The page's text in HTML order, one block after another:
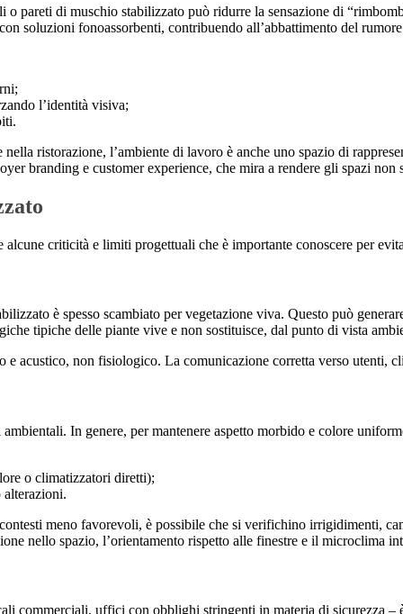
pareti di muschio stabilizzato può ridurre la sensazione di
soluzioni fonoassorbenti, contribuendo all’abbattimento del
l’identità visiva;
ristorazione, l’ambiente di lavoro è anche uno spazio di
branding e customer experience, che mira a rendere gli spazi
criticità e limiti progettuali che è importante conoscere per
è spesso scambiato per vegetazione viva. Questo può
tipiche delle piante vive e non sostituisce, dal punto di vista
e acustico, non fisiologico. La comunicazione corretta verso utenti,
In genere, per mantenere aspetto morbido e colore
o climatizzatori diretti);
alterazioni.
meno favorevoli, è possibile che si verifichino irrigidimenti,
nello spazio, l’orientamento rispetto alle finestre e il microclima
commerciali, uffici con obblighi stringenti in materia di sicurezza